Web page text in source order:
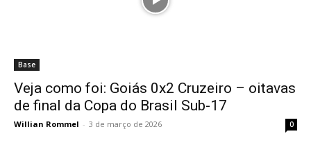
Base
Veja como foi: Goiás 0x2 Cruzeiro – oitavas
de final da Copa do Brasil Sub-17
Willian Rommel - 3 de março de 2026 0